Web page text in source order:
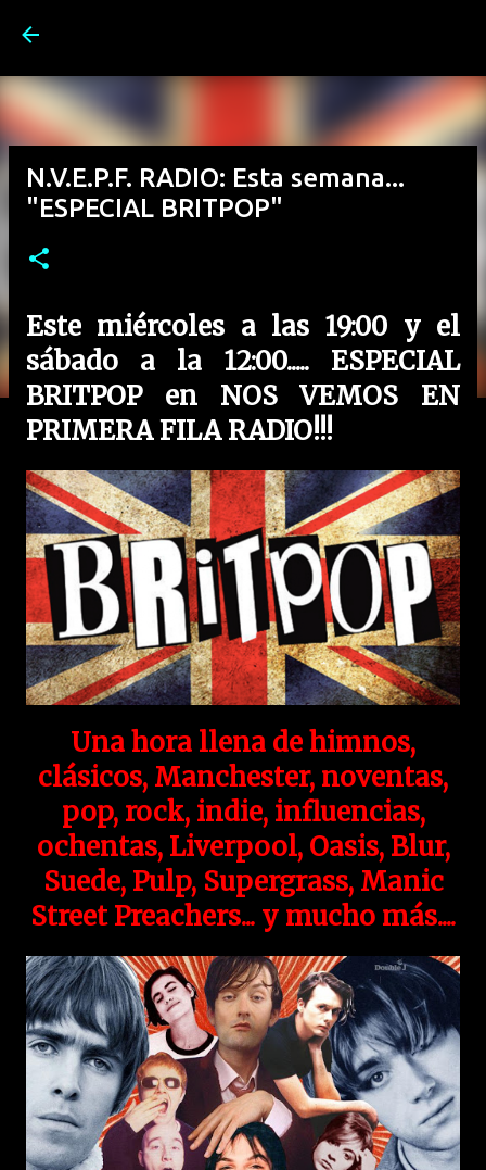
N.V.E.P.F. RADIO: Esta semana...
"ESPECIAL BRITPOP"
Este miércoles a las 19:00 y el
sábado a la 12:00..... ESPECIAL
BRITPOP en NOS VEMOS EN
PRIMERA FILA RADIO!!!
Una hora llena de himnos,
clásicos, Manchester, noventas,
pop, rock, indie, influencias,
ochentas, Liverpool, Oasis, Blur,
Suede, Pulp, Supergrass, Manic
Street Preachers... y mucho más....